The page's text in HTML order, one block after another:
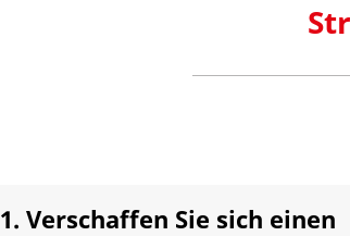
1. Verschaffen Sie sich einen